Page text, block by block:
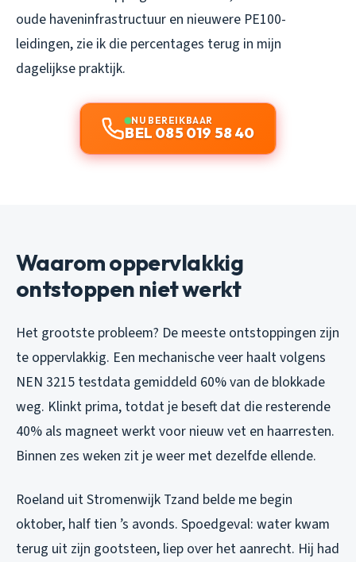
oude haveninfrastructuur en nieuwere PE100-
leidingen, zie ik die percentages terug in mijn
dagelijkse praktijk.
NU BEREIKBAAR
BEL 085 019 58 40
Waarom oppervlakkig
ontstoppen niet werkt
Het grootste probleem? De meeste ontstoppingen zijn
te oppervlakkig. Een mechanische veer haalt volgens
NEN 3215 testdata gemiddeld 60% van de blokkade
weg. Klinkt prima, totdat je beseft dat die resterende
40% als magneet werkt voor nieuw vet en haarresten.
Binnen zes weken zit je weer met dezelfde ellende.
Roeland uit Stromenwijk Tzand belde me begin
oktober, half tien ’s avonds. Spoedgeval: water kwam
terug uit zijn gootsteen, liep over het aanrecht. Hij had